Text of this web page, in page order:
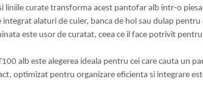
liniile curate transforma acest pantofar alb intr-o
integrat alaturi de cuier, banca de hol sau dulap pentru
este usor de curatat, ceea ce il face potrivit
alb este alegerea ideala pentru cei care cauta un
optimizat pentru organizare eficienta si integrare